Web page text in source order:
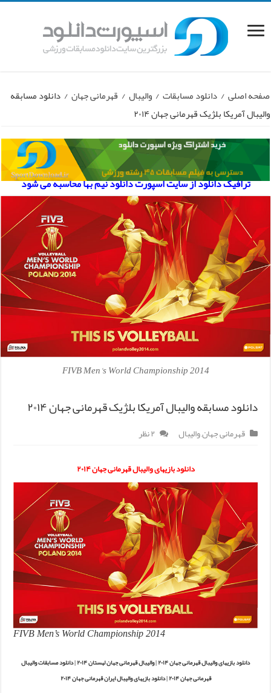
صفحه اصلی / دانلود مسابقات / والیبال / قهرمانی جهان / دانلود مسابقه
والیبال آمریکا بلژیک قهرمانی جهان ۲۰۱۴
ترافیک دانلود از سایت اسپورت دانلود نیم بها محاسبه می شود
FIVB Men's World Championship 2014
دانلود مسابقه والیبال آمریکا بلژیک قهرمانی جهان ۲۰۱۴
قهرمانی جهان,والیبال ۲ نظر
دانلود بازیهای والیبال قهرمانی جهان ۲۰۱۴
FIVB Men’s World Championship 2014
دانلود بازیهای والیبال قهرمانی جهان ۲۰۱۴ | والیبال قهرمانی جهان لهستان ۲۰۱۴ | دانلود مسابقات والیبال
قهرمانی جهان ۲۰۱۴ | دانلود بازیهای والیبال ایران قهرمانی جهان ۲۰۱۴